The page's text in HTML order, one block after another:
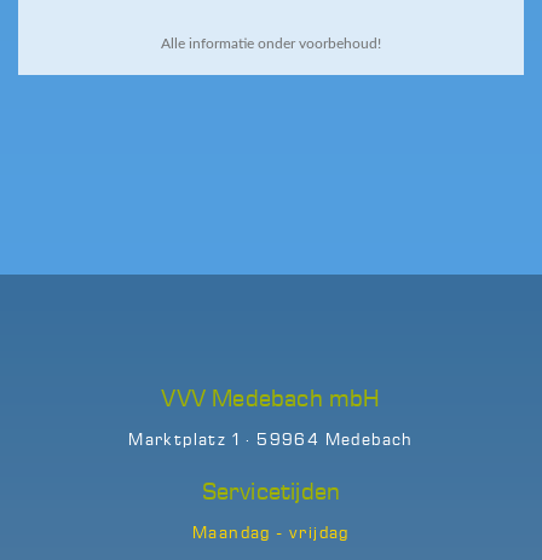
Alle informatie onder voorbehoud!
VVV Medebach mbH
Marktplatz 1 · 59964 Medebach
Servicetijden
Maandag - vrijdag